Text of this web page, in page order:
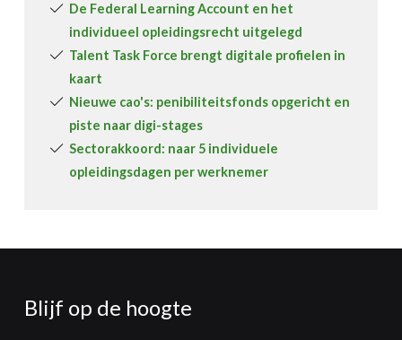
De Federal Learning Account en het
individueel opleidingsrecht uitgelegd
Talent Task Force brengt digitale profielen in
kaart
Nieuwe cao's: penibiliteitsfonds opgericht en
piste naar digi-stages
Sectorakkoord: naar 5 individuele
opleidingsdagen per werknemer
Blijf op de hoogte